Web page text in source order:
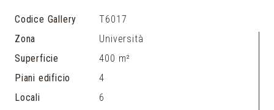
Codice Gallery
T6017
Zona
Università
Superficie
400 m²
Piani edificio
4
Locali
6